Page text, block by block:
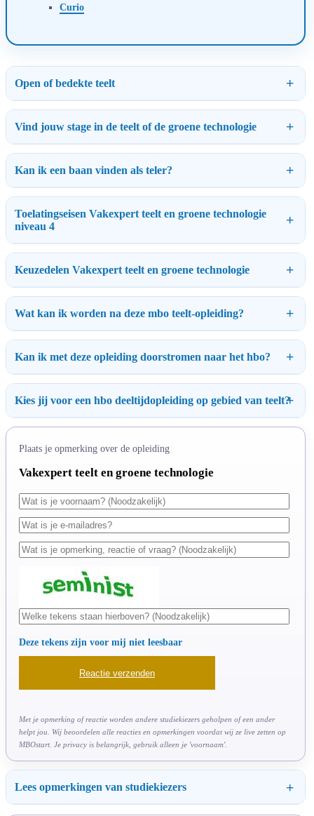
Curio
Open of bedekte teelt
Vind jouw stage in de teelt of de groene technologie
Kan ik een baan vinden als teler?
Toelatingseisen Vakexpert teelt en groene technologie
niveau 4
Keuzedelen Vakexpert teelt en groene technologie
Wat kan ik worden na deze mbo teelt-opleiding?
Kan ik met deze opleiding doorstromen naar het hbo?
Kies jij voor een hbo deeltijdopleiding op gebied van teelt?
Plaats je opmerking over de opleiding
Vakexpert teelt en groene technologie
Deze tekens zijn voor mij niet leesbaar
Met je opmerking of reactie worden andere studiekiezers geholpen of een ander
helpt jou. Wij beoordelen alle reacties en opmerkingen voordat wij ze live zetten op
MBOstart. Je privacy is belangrijk, gebruik alleen je 'voornaam'.
Lees opmerkingen van studiekiezers